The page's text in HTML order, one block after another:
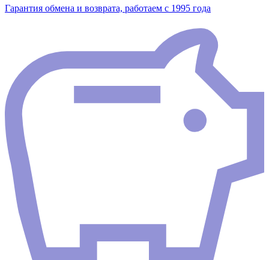
Гарантия обмена и возврата, работаем с 1995 года